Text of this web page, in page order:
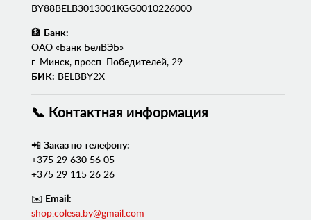
BY88BELB3013001KGG0010226000
🏦
Банк:
ОАО «Банк БелВЭБ»
г. Минск, просп. Победителей, 29
БИК: BELBBY2X
📞 Контактная информация
📲 Заказ по телефону:
+375 29 630 56 05
+375 29 115 26 26
✉️ Email:
shop.colesa.by@gmail.com